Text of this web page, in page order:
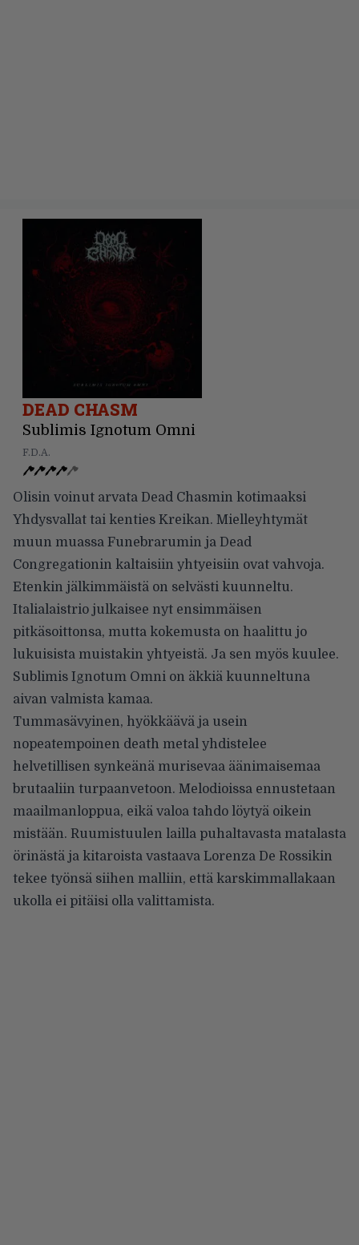
DEAD CHASM
Sublimis Ignotum Omni
F.D.A.
Olisin voinut arvata Dead Chasmin kotimaaksi
Yhdysvallat tai kenties Kreikan. Mielleyhtymät
muun muassa Funebrarumin ja Dead
Congregationin kaltaisiin yhtyeisiin ovat vahvoja.
Etenkin jälkimmäistä on selvästi kuunneltu.
Italialaistrio julkaisee nyt ensimmäisen
pitkäsoittonsa, mutta kokemusta on haalittu jo
lukuisista muistakin yhtyeistä. Ja sen myös kuulee.
Sublimis Ignotum Omni on äkkiä kuunneltuna
aivan valmista kamaa.
Tummasävyinen, hyökkäävä ja usein
nopeatempoinen death metal yhdistelee
helvetillisen synkeänä murisevaa äänimaisemaa
brutaaliin turpaanvetoon. Melodioissa ennustetaan
maailmanloppua, eikä valoa tahdo löytyä oikein
mistään. Ruumistuulen lailla puhaltavasta matalasta
örinästä ja kitaroista vastaava Lorenza De Rossikin
tekee työnsä siihen malliin, että karskimmallakaan
ukolla ei pitäisi olla valittamista.